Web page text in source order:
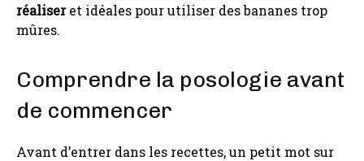
réaliseret idéales pour utiliser des bananes trop
mûres.
Comprendre la posologie avant
de commencer
Avant d’entrer dans les recettes, un petit mot sur